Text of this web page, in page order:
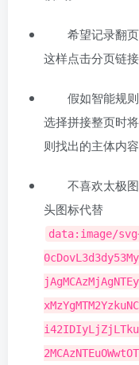
希望记录翻
这样点击分页链
假如智能规
选择拼接整页时
则找出的主体内容
不喜欢太极
头图标代替
data:image/